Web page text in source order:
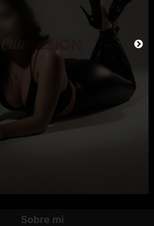
Sobre mi